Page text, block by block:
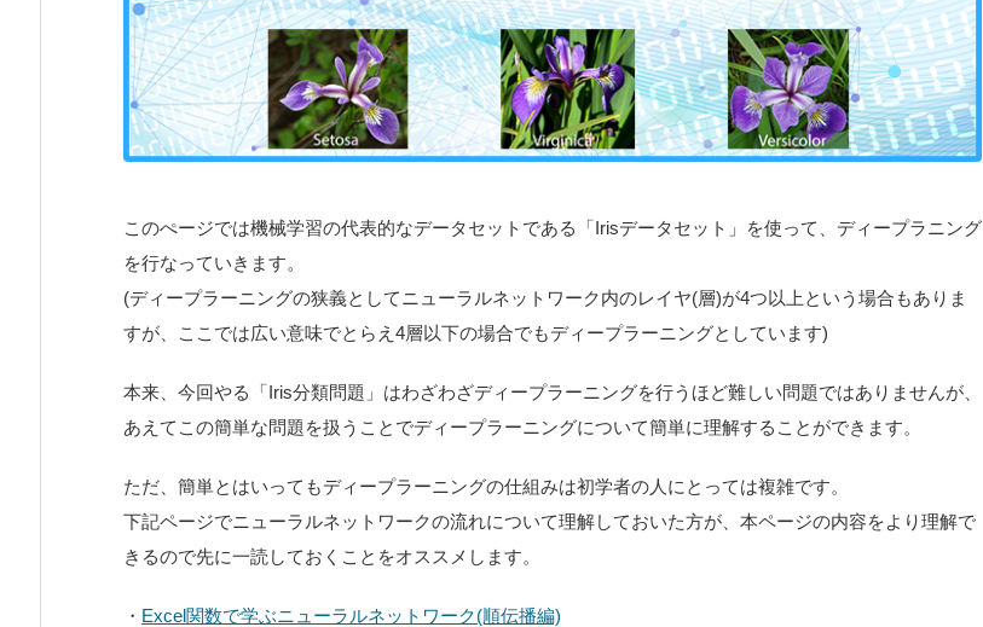
このぺージでは機械学習の代表的なデータセットである「Irisデータセット」を使って、ディープラニング
を行なっていきます。
(ディープラーニングの狭義としてニューラルネットワーク内のレイヤ(層)が4つ以上という場合もありま
すが、ここでは広い意味でとらえ4層以下の場合でもディープラーニングとしています)
本来、今回やる「Iris分類問題」はわざわざディープラーニングを行うほど難しい問題ではありませんが、
あえてこの簡単な問題を扱うことでディープラーニングについて簡単に理解することができます。
ただ、簡単とはいってもディープラーニングの仕組みは初学者の人にとっては複雑です。
下記ページでニューラルネットワークの流れについて理解しておいた方が、本ページの内容をより理解で
きるので先に一読しておくことをオススメします。
・ Excel関数で学ぶニューラルネットワーク(順伝播編)